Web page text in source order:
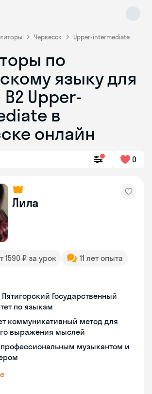
Черкесск Upper-intermediate
по
языку для
Upper-
в
онлайн
0
Лила
1590 ₽ за урок
11 лет опыта
Государственный
по языкам
коммуникативный метод для
выражения мыслей
профессиональным музыкантом и